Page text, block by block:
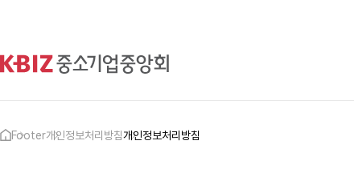
Footer개인정보처리방침개인정보처리방침